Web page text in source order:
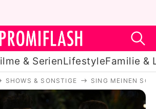
& SerienLifestyleFamilie &
Royals
SHOWS & SONSTIGE SING MEINEN